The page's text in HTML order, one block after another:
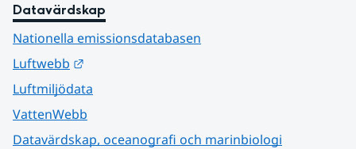
Datavärdskap
Nationella emissionsdatabasen
Luftwebb
Luftmiljödata
VattenWebb
Datavärdskap, oceanografi och marinbiologi